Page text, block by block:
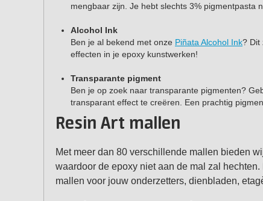
mengbaar zijn. Je hebt slechts 3% pigmentpasta
Alcohol Ink
Ben je al bekend met onze Piñata Alcohol Ink? Dit
effecten in je epoxy kunstwerken!
Transparante pigment
Ben je op zoek naar transparante pigmenten?
transparant effect te creëren. Een prachtig
Resin Art mallen
Met meer dan 80 verschillende mallen bieden
waardoor de epoxy niet aan de mal zal
mallen voor jouw onderzetters, dienbladen,